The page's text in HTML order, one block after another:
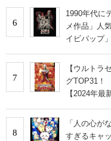
6
1990年代に
メ作品」人
イビバップ
7
【ウルトラ
グTOP31！
【2024年最
8
「人の心が
すぎるキャ